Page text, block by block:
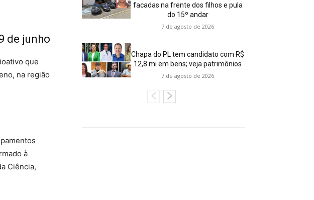
de junho
que
na região
à
Ciência,
facadas na frente dos filhos e pula
do 15º andar
7 de agosto de 2026
Chapa do PL tem candidato com R$
12,8 mi em bens; veja patrimônios
7 de agosto de 2026